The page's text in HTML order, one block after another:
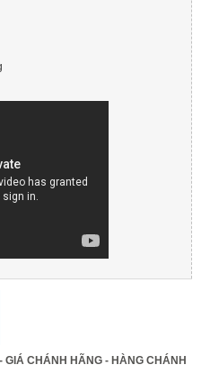
CHÁNH HÃNG - HÀNG CHÁNH